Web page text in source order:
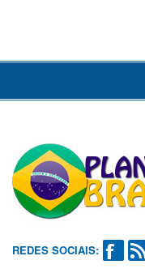
REDES SOCIAIS: